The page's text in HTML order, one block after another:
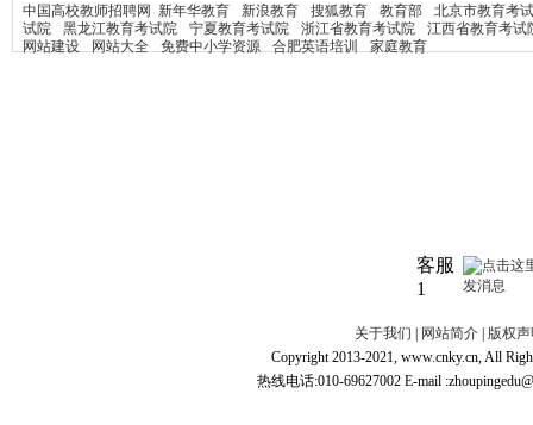
中国高校教师招聘网 新年华教育 新浪教育 搜狐教育 教育部
北京市教育考
试院
黑龙江教育考试院 宁夏教育考试院 浙江省教育考试院
江西省教育考试
网站建设
网站大全 免费中小学资源 合肥英语培训 家庭教育
客服
1
关于我们 | 网站简介 | 版权
Copyright 2013-2021, www.cnky.cn, All
热线电话:010-69627002 E-mail